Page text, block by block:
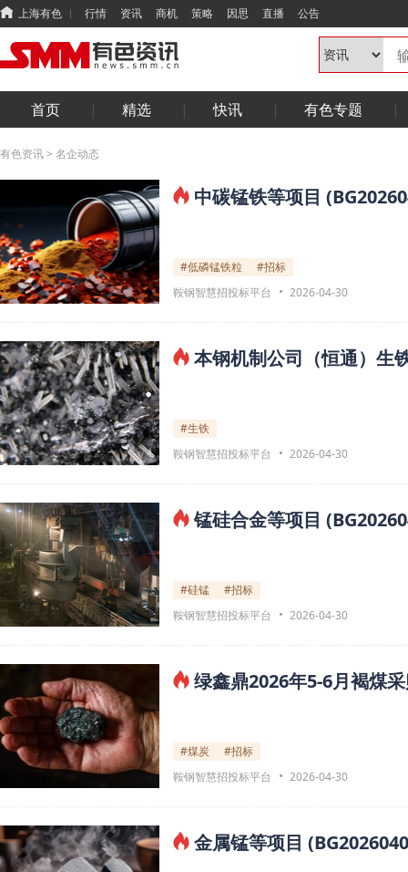
上海有色 行情 资讯 商机 策略 因思 直播 公告
首页 精选 快讯 有色专题
有色资讯> 名企动态
中碳锰铁等项目
#低磷锰铁粒
#招标
鞍钢智慧招投标平台
2026-04-30
本钢机制公司（恒通）生
#生铁
鞍钢智慧招投标平台
2026-04-30
锰硅合金等项目
#硅锰
#招标
鞍钢智慧招投标平台
2026-04-30
绿鑫鼎2026年5-6月褐煤
#煤炭
#招标
鞍钢智慧招投标平台
2026-04-30
金属锰等项目